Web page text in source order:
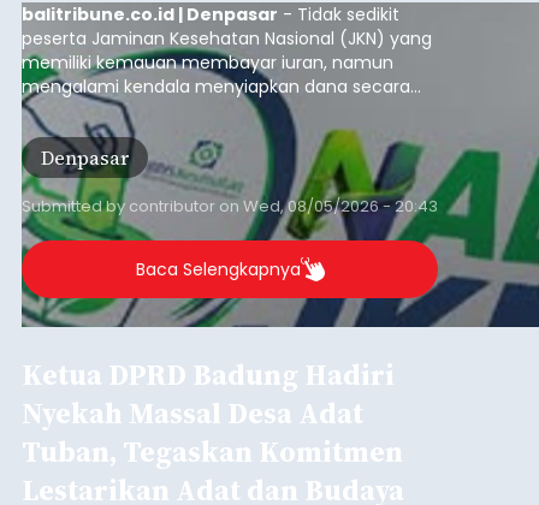
balitribune.co.id | Denpasar - Tidak sedikit
peserta Jaminan Kesehatan Nasional (JKN) yang
memiliki kemauan membayar iuran, namun
mengalami kendala menyiapkan dana secara
penuh saat jatuh tempo pembayaran iuran.
Kondisi ini terutama dialami oleh peserta
segmen Pekerja Bukan Penerima Upah (PBPU)
yang memiliki penghasilan tidak tetap.
Denpasar
Submitted by contributor on Wed, 08/05/2026 - 20:43
Baca Selengkapnya
Ketua DPRD Badung Hadiri
Nyekah Massal Desa Adat
Tuban, Tegaskan Komitmen
Lestarikan Adat dan Budaya